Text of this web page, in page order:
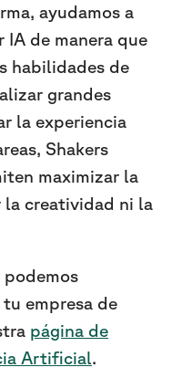
ayudamos a
IA de manera que
habilidades de
grandes
la experiencia
Shakers
maximizar la
creatividad ni la
podemos
empresa de
página de
Artificial.